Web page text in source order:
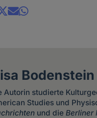
Bodenstein
Autorin studierte
Studies und
und dieBerliner